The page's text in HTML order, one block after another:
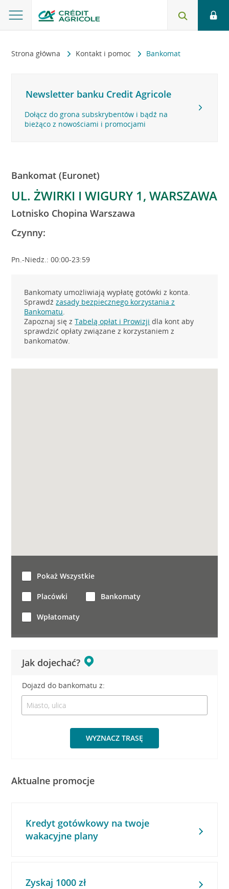
Strona główna Kontakt i pomoc Bankomat
Newsletter banku Credit Agricole
Dołącz do grona subskrybentów i bądź na
bieżąco z nowościami i promocjami
Bankomat (Euronet)
UL. ŻWIRKI I WIGURY 1, WARSZAWA
Lotnisko Chopina Warszawa
Czynny:
Pn.-Niedz.: 00:00-23:59
Bankomaty umożliwiają wypłatę gotówki z konta.
Sprawdźzasady bezpiecznego korzystania z
Bankomatu.
Zapoznaj się zTabelą opłat i Prowizji dla kont aby
sprawdzić opłaty związane z korzystaniem z
bankomatów.
Jak dojechać?
Dojazd do bankomatu z:
WYZNACZ TRASĘ
Pokaż Wszystkie
Placówki Bankomaty
Wpłatomaty
Aktualne promocje
Kredyt gotówkowy na twoje
wakacyjne plany
Zyskaj 1000 zł